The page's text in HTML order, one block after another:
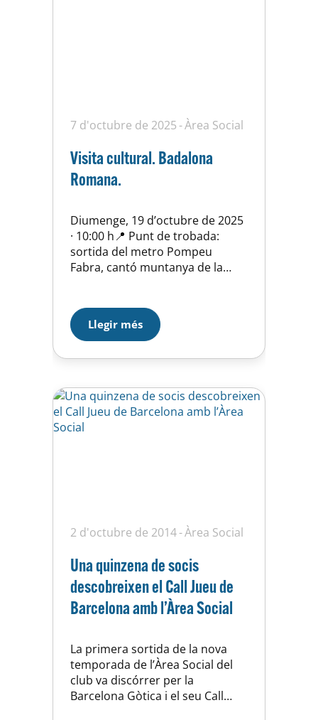
7 d'octubre de 2025 Àrea Social
Visita cultural. Badalona
Romana.
Diumenge, 19 d’octubre de 2025
· 10:00 h📍 Punt de trobada:
sortida del metro Pompeu
Fabra, cantó muntanya de la
Renfe de Badalona. Us convidem
a una visita cultural pels racons
més emblemàtics de la Badalona
romana, medieval i moderna.
Llegir més
2 d'octubre de 2014 Àrea Social
Una quinzena de socis
descobreixen el Call Jueu de
Barcelona amb l’Àrea Social
La primera sortida de la nova
temporada de l’Àrea Social del
club va discórrer per la
Barcelona Gòtica i el seu Call